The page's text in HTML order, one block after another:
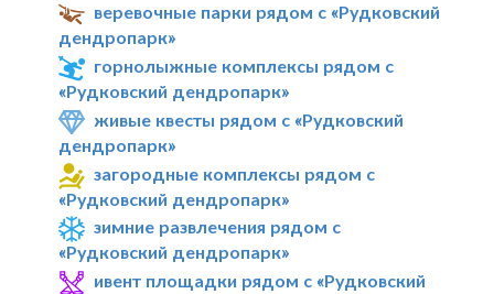
веревочные парки рядом с «Рудковский
дендропарк»
горнолыжные комплексы рядом с
«Рудковский дендропарк»
живые квесты рядом с «Рудковский
дендропарк»
загородные комплексы рядом с
«Рудковский дендропарк»
зимние развлечения рядом с
«Рудковский дендропарк»
ивент площадки рядом с «Рудковский